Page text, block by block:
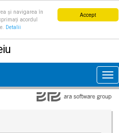
Accept
și navigarea în
acordul
Detalii